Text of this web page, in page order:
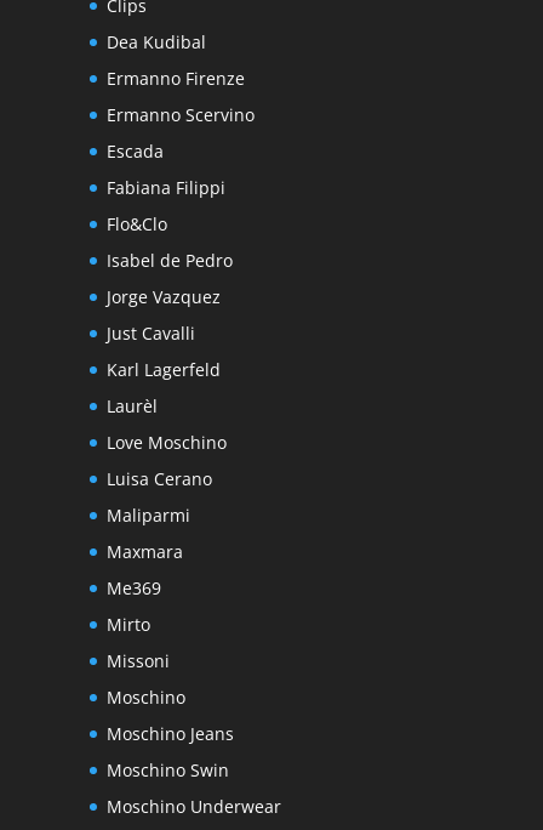
Clips
Dea Kudibal
Ermanno Firenze
Ermanno Scervino
Escada
Fabiana Filippi
Flo&Clo
Isabel de Pedro
Jorge Vazquez
Just Cavalli
Karl Lagerfeld
Laurèl
Love Moschino
Luisa Cerano
Maliparmi
Maxmara
Me369
Mirto
Missoni
Moschino
Moschino Jeans
Moschino Swin
Moschino Underwear